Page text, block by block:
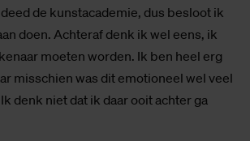
de kunstacademie, dus besloot ik
doen. Achteraf denk ik wel eens, ik
moeten worden. Ik ben heel erg
misschien was dit emotioneel wel veel
denk niet dat ik daar ooit achter ga